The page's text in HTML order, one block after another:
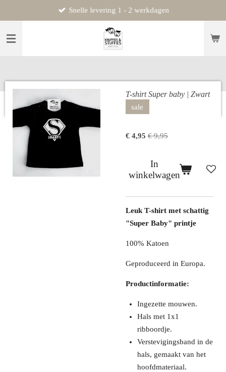
direct
naar
Snelle levering 1 - 2 werkdagen
T-shirt Super baby | Zwart
sale
€ 4,95 € 9,95
In
winkelwagen
Leuk T-shirt met schattig
"Super Baby" printje
100% Katoen
Geproduceerd in Europa.
Productinformatie:
Ingezette mouwen.
Hals met 1x1
ribboordje.
Verstevigingsband in de
hals, gemaakt van het
hoofdmateriaal.